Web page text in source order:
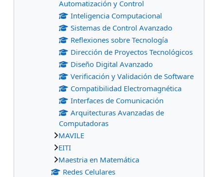
Automatización y Control
Inteligencia Computacional
Sistemas de Control Avanzado
Reflexiones sobre Tecnología
Dirección de Proyectos Tecnológicos
Diseño Digital Avanzado
Verificación y Validación de Software
Compatibilidad Electromagnética
Interfaces de Comunicación
Arquitecturas Avanzadas de
Computadoras
MAVILE
EITI
Maestria en Matemática
Redes Celulares